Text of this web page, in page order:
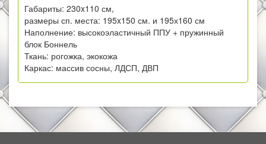
Габариты: 230x110 см,
размеры сп. места: 195x150 см. и 195х160 см
Наполнение: высокоэластичный ППУ + пружинный
блок Боннель
Ткань: рогожка, экокожа
Каркас: массив сосны, ЛДСП, ДВП